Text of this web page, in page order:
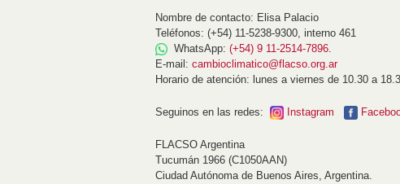
Nombre de contacto: Elisa Palacio
Teléfonos: (+54) 11-5238-9300, interno 461
WhatsApp: (+54) 9 11-2514-7896
E-mail: cambioclimatico@flacso.org.ar
Horario de atención: lunes a viernes de 10.30 a
Seguinos en las redes: Instagram
FLACSO Argentina
Tucumán 1966 (C1050AAN)
Ciudad Autónoma de Buenos Aires, Argentina.